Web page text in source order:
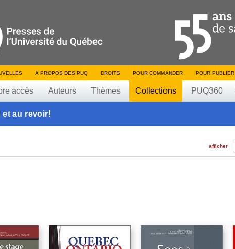
À PROPOS DES PUQ DROITS POUR COMMANDER POUR PUBLIER
accès Auteurs Thèmes Collections PUQ360
et au revoir!
afficher